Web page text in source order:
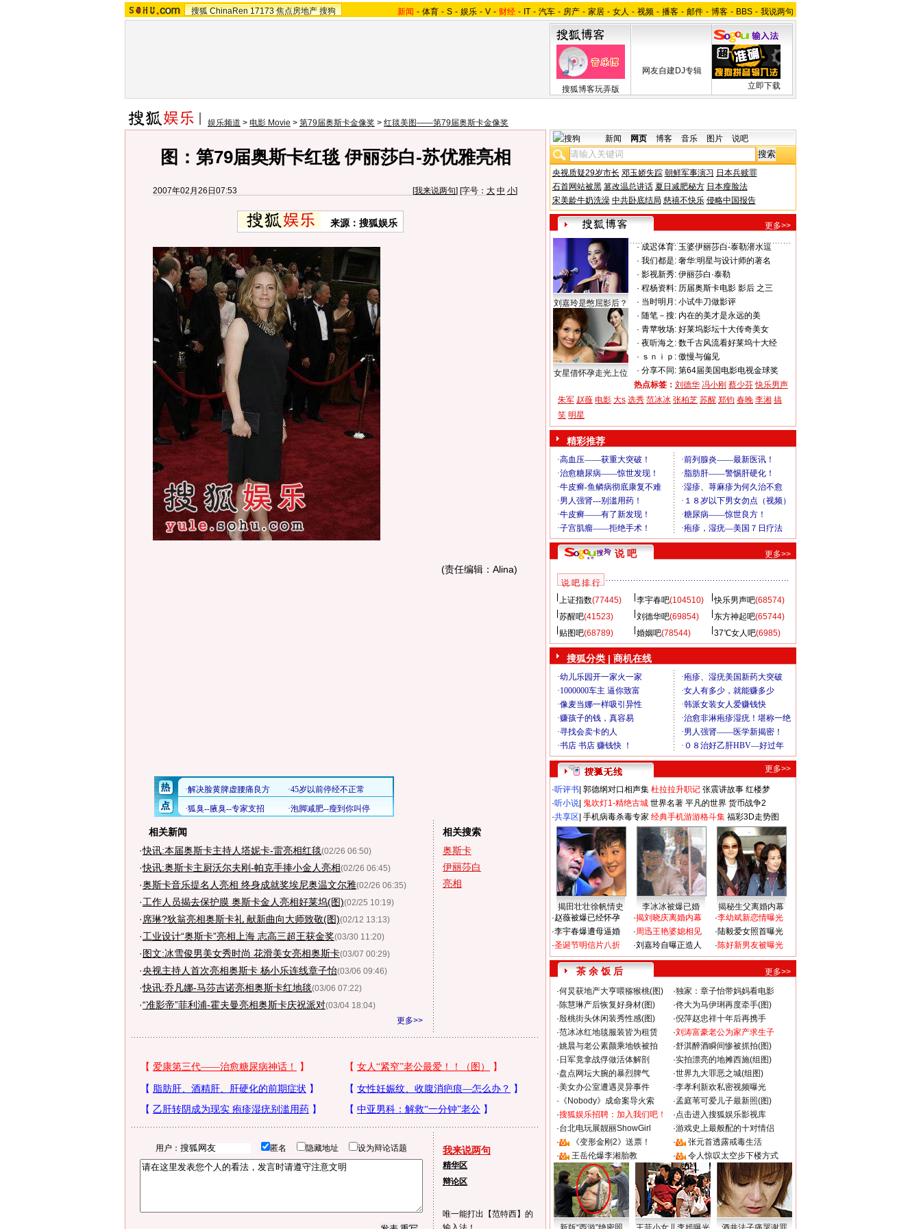
搜狐 ChinaRen 17173 焦点房地产 搜狗 新闻 - 体育 - S - 娱乐 - V - 财经 - IT - 汽车 - 房产 - 家居 - 女人 - 视频 - 播客 - 邮件 - 博客 - BBS - 我说两句
搜狐博客玩弄版
网友自建DJ专辑
立即下载
娱乐频道 > 电影 Movie > 第79届奥斯卡金像奖 > 红毯美图——第79届奥斯卡金像奖
图：第79届奥斯卡红毯 伊丽莎白-苏优雅亮相
2007年02月26日07:53 [我来说两句] [字号： 大 中 小]
来源：搜狐娱乐
(责任编辑：Alina)
相关新闻
·快讯:本届奥斯卡主持人塔妮卡-雷亮相红毯(02/26 06:50)
·快讯:奥斯卡主厨沃尔夫刚-帕克手捧小金人亮相(02/26 06:45)
·奥斯卡音乐提名人亮相 终身成就奖埃尼奥温文尔雅(02/26 06:35)
·工作人员揭去保护膜 奥斯卡金人亮相好莱坞(图)(02/25 10:19)
· 席琳?狄翁亮相奥斯卡礼 献新曲向大师致敬(图)(02/12 13:13)
·工业设计“奥斯卡”亮相上海 志高三超王获金奖(03/30 11:20)
·图文:冰雪俊男美女秀时尚 花滑美女亮相奥斯卡(03/07 00:29)
·央视主持人首次亮相奥斯卡 杨小乐连线章子怡(03/06 09:46)
·快讯:乔凡娜-马莎吉诺亮相奥斯卡红地毯(03/06 07:22)
·“准影帝”菲利浦-霍夫曼亮相奥斯卡庆祝派对(03/04 18:04)
更多>>
相关搜索
奥斯卡
伊丽莎白
亮相
用户： 匿名 隐藏地址 设为辩论话题 我来说两句
精华区
辩论区
唯一能打出【范特西】的
新闻 网页 博客 音乐 图片 说吧
央视质疑29岁市长 邓玉娇失踪 朝鲜军事演习 日本兵赎罪
石首网站被黑 篡改温总讲话 夏日减肥秘方 日本瘦脸法
宋美龄牛奶洗澡 中共卧底结局 慈禧不快乐 侵略中国报告
更多>>
刘嘉玲是憋屈影后？
女星借怀孕走光上位
· 成迟体育: 玉婆伊丽莎白-泰勒潜水逗
· 我们都是: 奢华:明星与设计师的著名
· 影视新秀: 伊丽莎白·泰勒
· 程杨资料: 历届奥斯卡电影 影后 之三
· 当时明月: 小试牛刀做影评
· 随笔－搜: 内在的美才是永远的美
· 青苹牧场: 好莱坞影坛十大传奇美女
· 夜听海之: 数千古风流看好莱坞十大经
· ｓｎｉｐ: 傲慢与偏见
· 分享不同: 第64届美国电影电视金球奖
热点标签： 刘德华 冯小刚 蔡少芬 快乐男声
朱军 赵薇 电影 大s 选秀 范冰冰 张柏芝 苏醒 郑钧 春晚 李湘 搞
笑 明星
精彩推荐
说 吧 更多>>
说 吧 排 行
上证指数(77445) 李宇春吧(104510) 快乐男声吧(68574)
苏醒吧(41523) 刘德华吧(69854) 东方神起吧(65744)
贴图吧(68789) 婚姻吧(78544) 37℃女人吧(6985)
搜狐分类 | 商机在线
更多>>
·听评书 郭德纲对口相声集 杜拉拉升职记 张震讲故事 红楼梦
·听小说 鬼吹灯1-精绝古城 世界名著 平凡的世界 货币战争2
·共享区 手机病毒杀毒专家 经典手机游游格斗集 福彩3D走势图
揭田壮壮徐帆情史 李冰冰被爆已婚
揭秘生父离婚内幕
·赵薇被爆已经怀孕
·李宇春爆遭母逼婚
·圣诞节明信片八折
·揭刘晓庆离婚内幕
·周迅王艳婆媳相见
·刘嘉玲自曝正造人
·李幼斌新恋情曝光
·陆毅爱女照首曝光
·陈好新男友被曝光
茶 余 饭 后
更多>>
·何炅获地产大亨喂猕猴桃(图) ·独家：章子怡带妈妈看电影
·陈慧琳产后恢复好身材(图) ·佟大为马伊琍再度牵手(图)
·殷桃街头休闲装秀性感(图) ·倪萍赵忠祥十年后再携手
·范冰冰红地毯服装皆为租赁 ·刘涛富豪老公为家产求生子
·姚晨与老公素颜乘地铁被拍 ·舒淇醉酒瞬间惨被抓拍(图)
· 日军竟拿战俘做活体解剖 ·实拍漂亮的地摊西施(组图)
·盘点网坛大腕的暴烈脾气 ·世界九大罪恶之城(组图)
·美女办公室遭遇灵异事件 ·李孝利新欢私密视频曝光
· 《Nobody》成命案导火索 ·孟庭苇可爱儿子最新照(图)
·搜狐娱乐招聘：加入我们吧！ ·点击进入搜狐娱乐影视库
·台北电玩展靓丽ShowGirl ·游戏史上最般配的十对情侣
·
《变形金刚2》送票！ ·
张元首透露戒毒生活
·
王岳伦爆李湘胎教 · 令人惊叹太空步下楼方式